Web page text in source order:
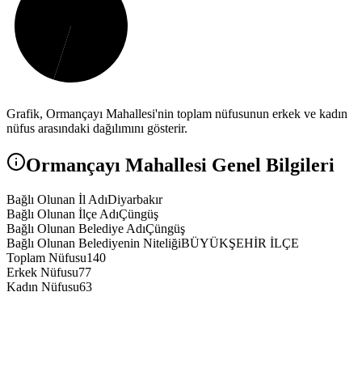
Grafik, Ormançayı Mahallesi'nin toplam nüfusunun erkek ve kadın
nüfus arasındaki dağılımını gösterir.
Ormançayı Mahallesi Genel Bilgileri
Bağlı Olunan İl AdıDiyarbakır
Bağlı Olunan İlçe AdıÇüngüş
Bağlı Olunan Belediye AdıÇüngüş
Bağlı Olunan Belediyenin NiteliğiBÜYÜKŞEHİR İLÇE
Toplam Nüfusu140
Erkek Nüfusu77
Kadın Nüfusu63